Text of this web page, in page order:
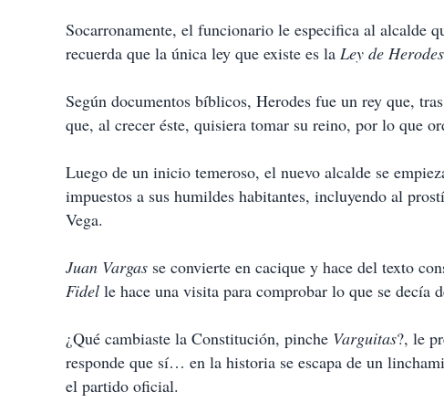
Socarronamente, el funcionario le especifica al alcalde
recuerda que la única ley que existe es la Ley de Herodes
Según documentos bíblicos, Herodes fue un rey que,
que, al crecer éste, quisiera tomar su reino, por lo que
Luego de un inicio temeroso, el nuevo alcalde se
impuestos a sus humildes habitantes, incluyendo al
Vega.
Juan Vargas se convierte en cacique y hace del texto
Fidel le hace una visita para comprobar lo que se decía
¿Qué cambiaste la Constitución, pinche Varguitas?, le
responde que sí… en la historia se escapa de un
el partido oficial.